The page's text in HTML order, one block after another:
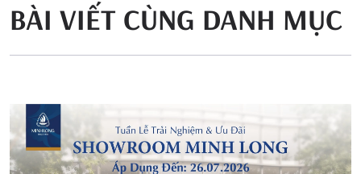
BÀI VIẾT CÙNG DANH MỤC